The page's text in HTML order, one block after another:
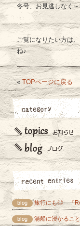
冬号、お見逃しなく
ご覧になりたい方は
ね♪
«TOPページに戻る
旅行にも◎ 『
湯船に浸かるこ